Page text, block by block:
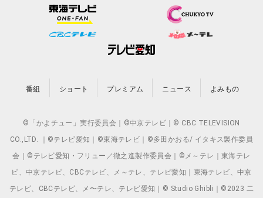
番組 ショート プレミアム ニュース よみもの
©「かよチュー」実行委員会｜©中京テレビ｜© CBC TELEVISION
CO.,LTD. ｜©テレビ愛知｜©東海テレビ｜©多田かおる/ イタキス製作委員
会｜©テレビ愛知・フリュー／徹之進製作委員会｜©メ～テレ｜東海テレ
ビ、中京テレビ、CBCテレビ、メ～テレ、テレビ愛知｜東海テレビ、中京
テレビ、CBCテレビ、メ〜テレ、テレビ愛知｜© Studio Ghibli｜©2023 二